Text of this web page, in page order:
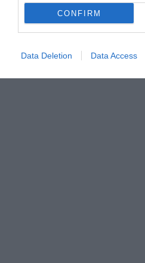
CONFIRM
Data Deletion Data Access